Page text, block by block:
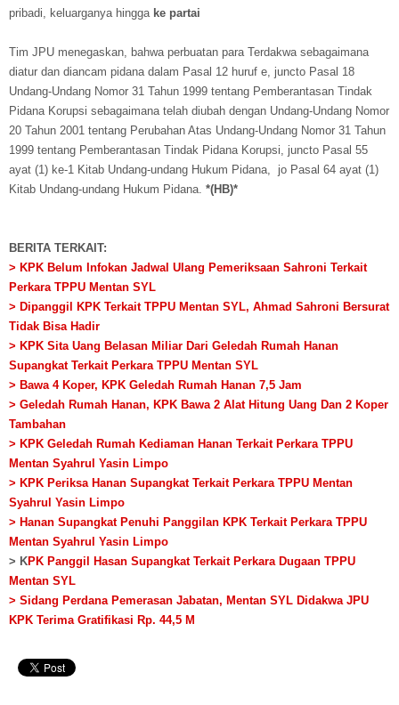
pribadi, keluarganya hingga ke partai
Tim JPU menegaskan, bahwa perbuatan para Terdakwa sebagaimana
diatur dan diancam pidana dalam Pasal 12 huruf e, juncto Pasal 18
Undang-Undang Nomor 31 Tahun 1999 tentang Pemberantasan Tindak
Pidana Korupsi sebagaimana telah diubah dengan Undang-Undang Nomor
20 Tahun 2001 tentang Perubahan Atas Undang-Undang Nomor 31 Tahun
1999 tentang Pemberantasan Tindak Pidana Korupsi, juncto Pasal 55
ayat (1) ke-1 Kitab Undang-undang Hukum Pidana, jo Pasal 64 ayat (1)
Kitab Undang-undang Hukum Pidana. *(HB)*
BERITA TERKAIT:
> KPK Belum Infokan Jadwal Ulang Pemeriksaan Sahroni Terkait
Perkara TPPU Mentan SYL
> Dipanggil KPK Terkait TPPU Mentan SYL, Ahmad Sahroni Bersurat
Tidak Bisa Hadir
> KPK Sita Uang Belasan Miliar Dari Geledah Rumah Hanan
Supangkat Terkait Perkara TPPU Mentan SYL
> Bawa 4 Koper, KPK Geledah Rumah Hanan 7,5 Jam
> Geledah Rumah Hanan, KPK Bawa 2 Alat Hitung Uang Dan 2 Koper
Tambahan
> KPK Geledah Rumah Kediaman Hanan Terkait Perkara TPPU
Mentan Syahrul Yasin Limpo
> KPK Periksa Hanan Supangkat Terkait Perkara TPPU Mentan
Syahrul Yasin Limpo
> Hanan Supangkat Penuhi Panggilan KPK Terkait Perkara TPPU
Mentan Syahrul Yasin Limpo
> KPK Panggil Hasan Supangkat Terkait Perkara Dugaan TPPU
Mentan SYL
> Sidang Perdana Pemerasan Jabatan, Mentan SYL Didakwa JPU
KPK Terima Gratifikasi Rp. 44,5 M